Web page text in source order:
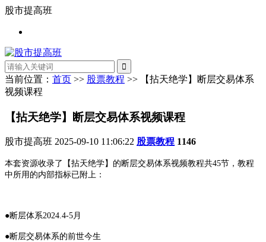
股市提高班
当前位置： 首页 >> 股票教程 >> 【拈天绝学】断层交易体系
视频课程
【拈天绝学】断层交易体系视频课程
股市提高班 2025-09-10 11:06:22 股票教程 1146
本套资源收录了【拈天绝学】的断层交易体系视频教程共45节，教程
中所用的内部指标已附上：
●断层体系2024.4-5月
●断层交易体系的前世今生